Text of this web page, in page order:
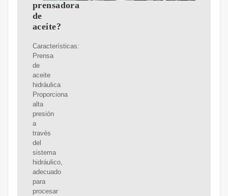
prensadora
de
aceite?
Características:
Prensa
de
aceite
hidráulica
Proporciona
alta
presión
a
través
del
sistema
hidráulico,
adecuado
para
procesar